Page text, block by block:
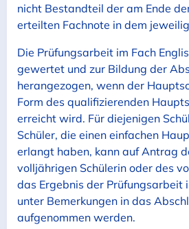
nicht Bestandteil der am Ende
erteilten Fachnote in dem
Die Prüfungsarbeit im Fach
gewertet und zur Bildung der
herangezogen, wenn der
Form des qualifizierenden
erreicht wird. Für diejenigen
Schüler, die einen einfachen
erlangt haben, kann auf Antrag
volljährigen Schülerin oder des
das Ergebnis der Prüfungsarbeit
unter Bemerkungen in das
aufgenommen werden.